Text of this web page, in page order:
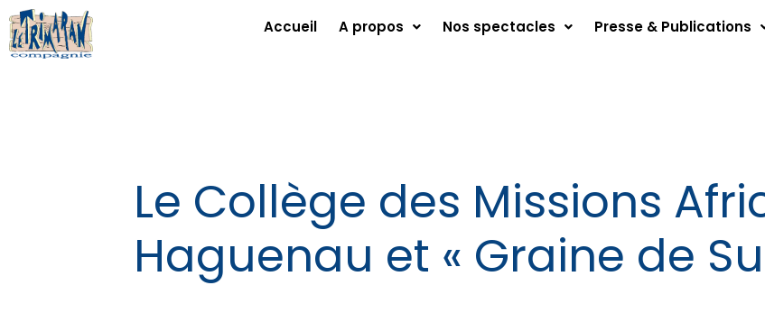
Accueil A propos Nos spectacles Presse & Publications
Le Collège des Missions
Haguenau et « Graine de